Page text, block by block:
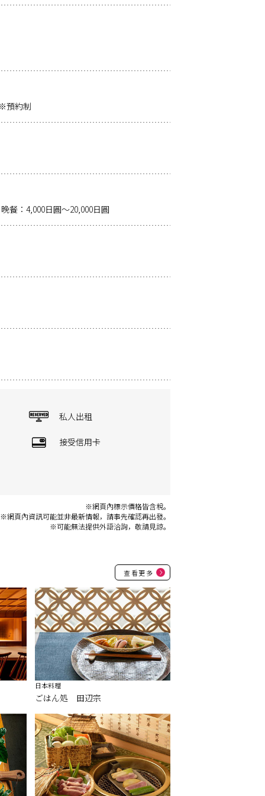
預約制
餐：4,000日圓～20,000日圓
私人出租
接受信用卡
※網頁內標示價格皆含稅。
※網頁內資訊可能並非最新情報，請事先確認再出發。
※可能無法提供外語洽詢，敬請見諒。
查看更多
日本料理
ごはん処 田辺宗